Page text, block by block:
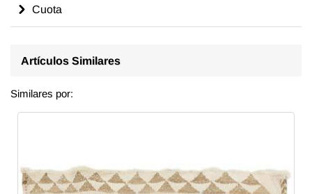
Cuota
Artículos Similares
Similares por: